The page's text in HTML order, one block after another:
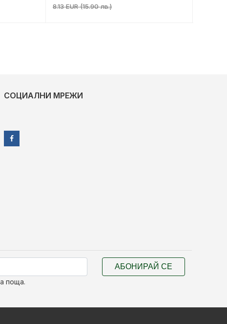
8.13 EUR (15.90 лв.)
СОЦИАЛНИ МРЕЖИ
поща.
АБОНИРАЙ СЕ